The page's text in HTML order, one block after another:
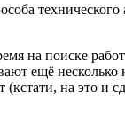
на поиске
ещё
на это и